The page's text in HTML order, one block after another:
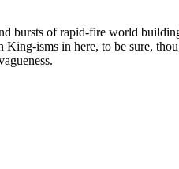
bursts of rapid-fire world
isms in here, to be sure,